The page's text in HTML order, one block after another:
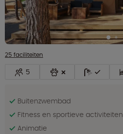
25 faciliteiten
5
Buitenzwembad
Fitness en sportieve activiteiten
Animatie